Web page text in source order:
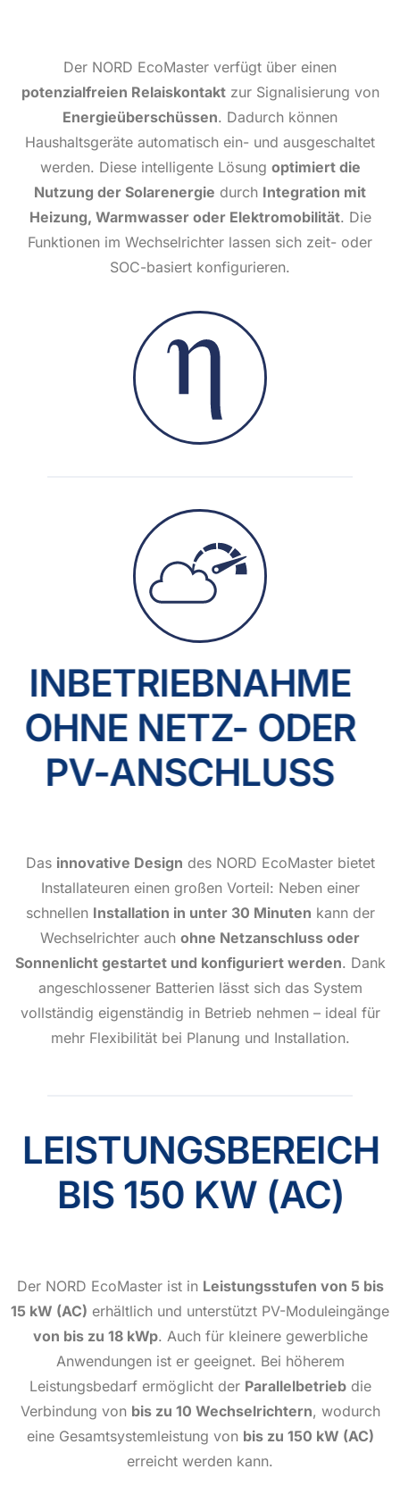
Der NORD EcoMaster verfügt über einen
potenzialfreien Relaiskontaktzur Signalisierung von
Energieüberschüssen. Dadurch können
Haushaltsgeräte automatisch ein- und ausgeschaltet
werden. Diese intelligente Lösung optimiert die
Nutzung der Solarenergie durch Integration mit
Heizung, Warmwasser oder Elektromobilität. Die
Funktionen im Wechselrichter lassen sich zeit- oder
SOC-basiert konfigurieren.
INBETRIEBNAHME
OHNE NETZ- ODER
PV-ANSCHLUSS
Das innovative Design des NORD EcoMaster bietet
Installateuren einen großen Vorteil: Neben einer
schnellen Installation in unter 30 Minuten kann der
Wechselrichter auch ohne Netzanschluss oder
Sonnenlicht gestartet und konfiguriert werden. Dank
angeschlossener Batterien lässt sich das System
vollständig eigenständig in Betrieb nehmen – ideal für
mehr Flexibilität bei Planung und Installation.
LEISTUNGSBEREICH
BIS 150 KW (AC)
Der NORD EcoMaster ist in Leistungsstufen von 5 bis
15 kW (AC) erhältlich und unterstützt PV-Moduleingänge
von bis zu 18 kWp. Auch für kleinere gewerbliche
Anwendungen ist er geeignet. Bei höherem
Leistungsbedarf ermöglicht der Parallelbetriebdie
Verbindung von bis zu 10 Wechselrichtern, wodurch
eine Gesamtsystemleistung von bis zu 150 kW (AC)
erreicht werden kann.